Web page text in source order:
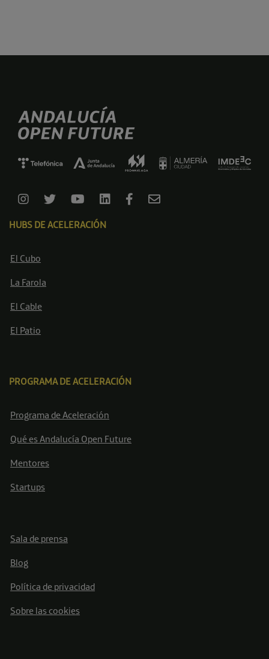
HUBS DE ACELERACIÓN
El Cubo
La Farola
El Cable
El Patio
PROGRAMA DE ACELERACIÓN
Programa de Aceleración
Qué es Andalucía Open Future
Mentores
Startups
Sala de prensa
Blog
Política de privacidad
Sobre las cookies